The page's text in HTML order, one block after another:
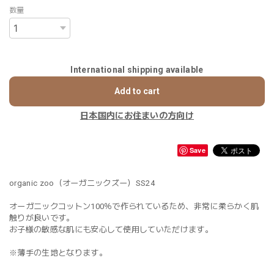
数量
International shipping available
Add to cart
日本国内にお住まいの方向け
Save
organic zoo（オーガニックズー）SS24
オーガニックコットン100％で作られているため、非常に柔らかく肌
触りが良いです。
お子様の敏感な肌にも安心して使用していただけます。
※薄手の生地となります。